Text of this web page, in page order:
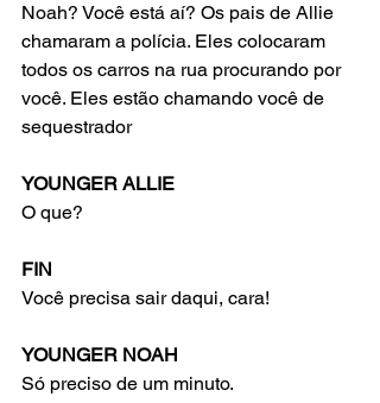
Noah? Você está aí? Os pais de Allie
chamaram a polícia. Eles colocaram
todos os carros na rua procurando por
você. Eles estão chamando você de
sequestrador
YOUNGER ALLIE
O que?
FIN
Você precisa sair daqui, cara!
YOUNGER NOAH
Só preciso de um minuto.